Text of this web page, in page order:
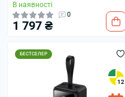
В наявності
0
1 797 ₴
БЕСТСЕЛЕР
12